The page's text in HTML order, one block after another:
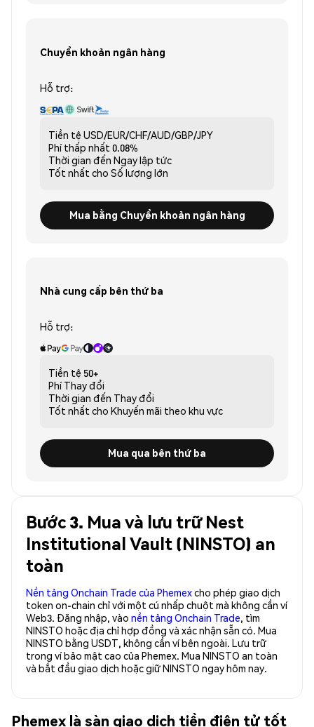
Chuyển khoản ngân hàng
Hỗ trợ:
Tiền tệ USD/EUR/CHF/AUD/GBP/JPY
Phí thấp nhất 0.08%
Thời gian đến Ngay lập tức
Tốt nhất cho Số lượng lớn
Mua bằng Chuyển khoản ngân hàng
Nhà cung cấp bên thứ ba
Hỗ trợ:
Tiền tệ 50+
Phí Thay đổi
Thời gian đến Thay đổi
Tốt nhất cho Khuyến mãi theo khu vực
Mua qua bên thứ ba
Bước 3. Mua và lưu trữ Nest
Institutional Vault (NINSTO) an
toàn
Nền tảng Onchain Trade của Phemexcho phép giao dịch
token on-chain chỉ với một cú nhấp chuột mà không cần ví
Web3. Đăng nhập, vào nền tảng Onchain Trade, tìm
NINSTO hoặc địa chỉ hợp đồng và xác nhận sẵn có. Mua
NINSTO bằng USDT, không cần ví bên ngoài. Lưu trữ
trong ví bảo mật cao của Phemex. Mua NINSTO an toàn
và bắt đầu giao dịch hoặc giữ NINSTO ngay hôm nay.
Phemex là sàn giao dịch tiền điện tử tốt